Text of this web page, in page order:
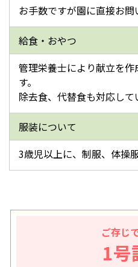
お手数ですが園に直接お問
給食・おやつ
管理栄養士により献立を
す。
除去食、代替食も対応して
服装について
3歳児以上に、制服、体操
ご存じ
1号